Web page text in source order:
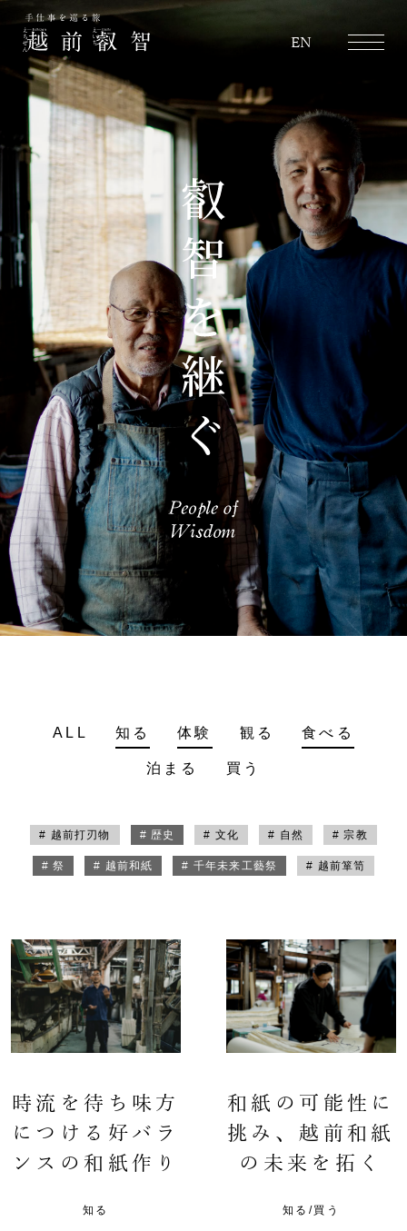
EN
ALL 知る 体験 観る 食べる
泊まる 買う
# 越前打刃物 # 歴史 # 文化 # 自然 # 宗教
# 祭 # 越前和紙 # 千年未来工藝祭 # 越前箪笥
時流を待ち味方
につける好バラ
ンスの和紙作り
知る
和紙の可能性に
挑み、越前和紙
の未来を拓く
知る/買う